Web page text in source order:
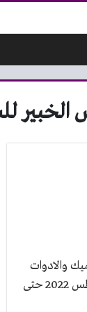
والادوات
الصحية من 24 اغسطس 2022 حتى